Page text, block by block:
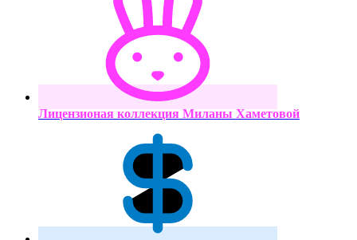
Лицензионая коллекция Миланы Хаметовой